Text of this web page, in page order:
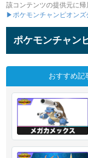
該コンテンツの提供元に帰
▶ポケモンチャンピオンズ
ポケモンチャン
おすすめ記